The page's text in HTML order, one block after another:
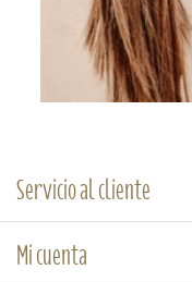
Servicio al cliente
Mi cuenta